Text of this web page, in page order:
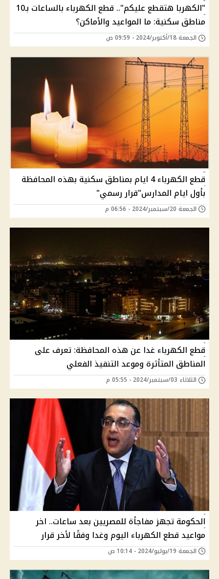
"الكهربا هتقطع عليكم".. قطع الكهرباء بالساعات بـ10
مناطق سكنية: ما المواعيد والأماكن؟
الجمعة 18/أكتوبر/2024 - 09:59 ص
قطع الكهرباء 4 ايام بمناطق سكنية بهذه المحافظة
بأول ايام المدارس"قرار رسمي"
الجمعة 20/سبتمبر/2024 - 06:56 م
قطع الكهرباء غدا عن هذه المحافظة: تعرف على
المناطق المتأثرة وموعد التنفيذ الفعلي
الثلاثاء 03/سبتمبر/2024 - 05:55 م
الحكومة تجهز مفاجأة للمصريين بعد ساعات.. اخر
مواعيد قطع الكهرباء اليوم وغدا وفقًا لأخر قرار
الجمعة 19/يوليو/2024 - 10:14 ص